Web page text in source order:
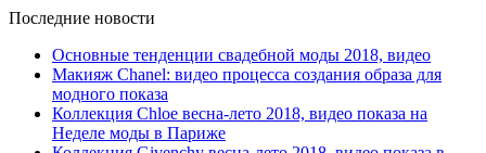
Последние новости
Основные тенденции свадебной моды 2018, видео
Макияж Chanel: видео процесса создания образа для
модного показа
Коллекция Chloe весна-лето 2018, видео показа на
Неделе моды в Париже